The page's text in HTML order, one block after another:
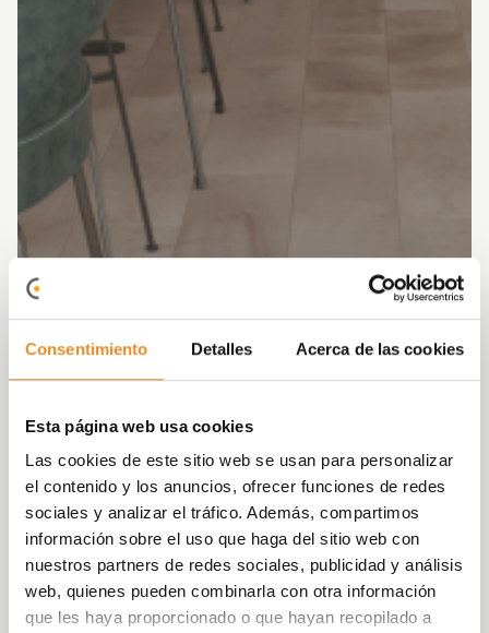
Consentimiento Detalles Acerca de las cookies
Esta página web usa cookies
Las cookies de este sitio web se usan para personalizar
el contenido y los anuncios, ofrecer funciones de redes
sociales y analizar el tráfico. Además, compartimos
información sobre el uso que haga del sitio web con
nuestros partners de redes sociales, publicidad y análisis
web, quienes pueden combinarla con otra información
que les haya proporcionado o que hayan recopilado a